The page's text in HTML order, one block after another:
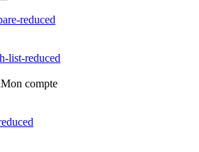
Mon compte